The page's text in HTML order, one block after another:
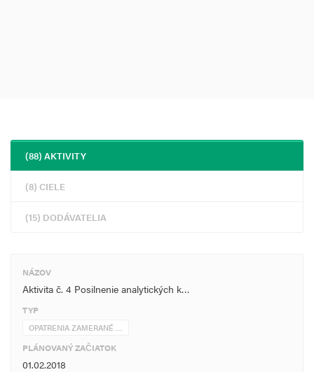
(88) AKTIVITY
(8) CIELE
(15) DODÁVATELIA
NÁZOV
Aktivita č. 4 Posilnenie analytických k…
TYP
OPATRENIA ZAMERANÉ …
PLÁNOVANÝ ZAČIATOK
01.02.2018